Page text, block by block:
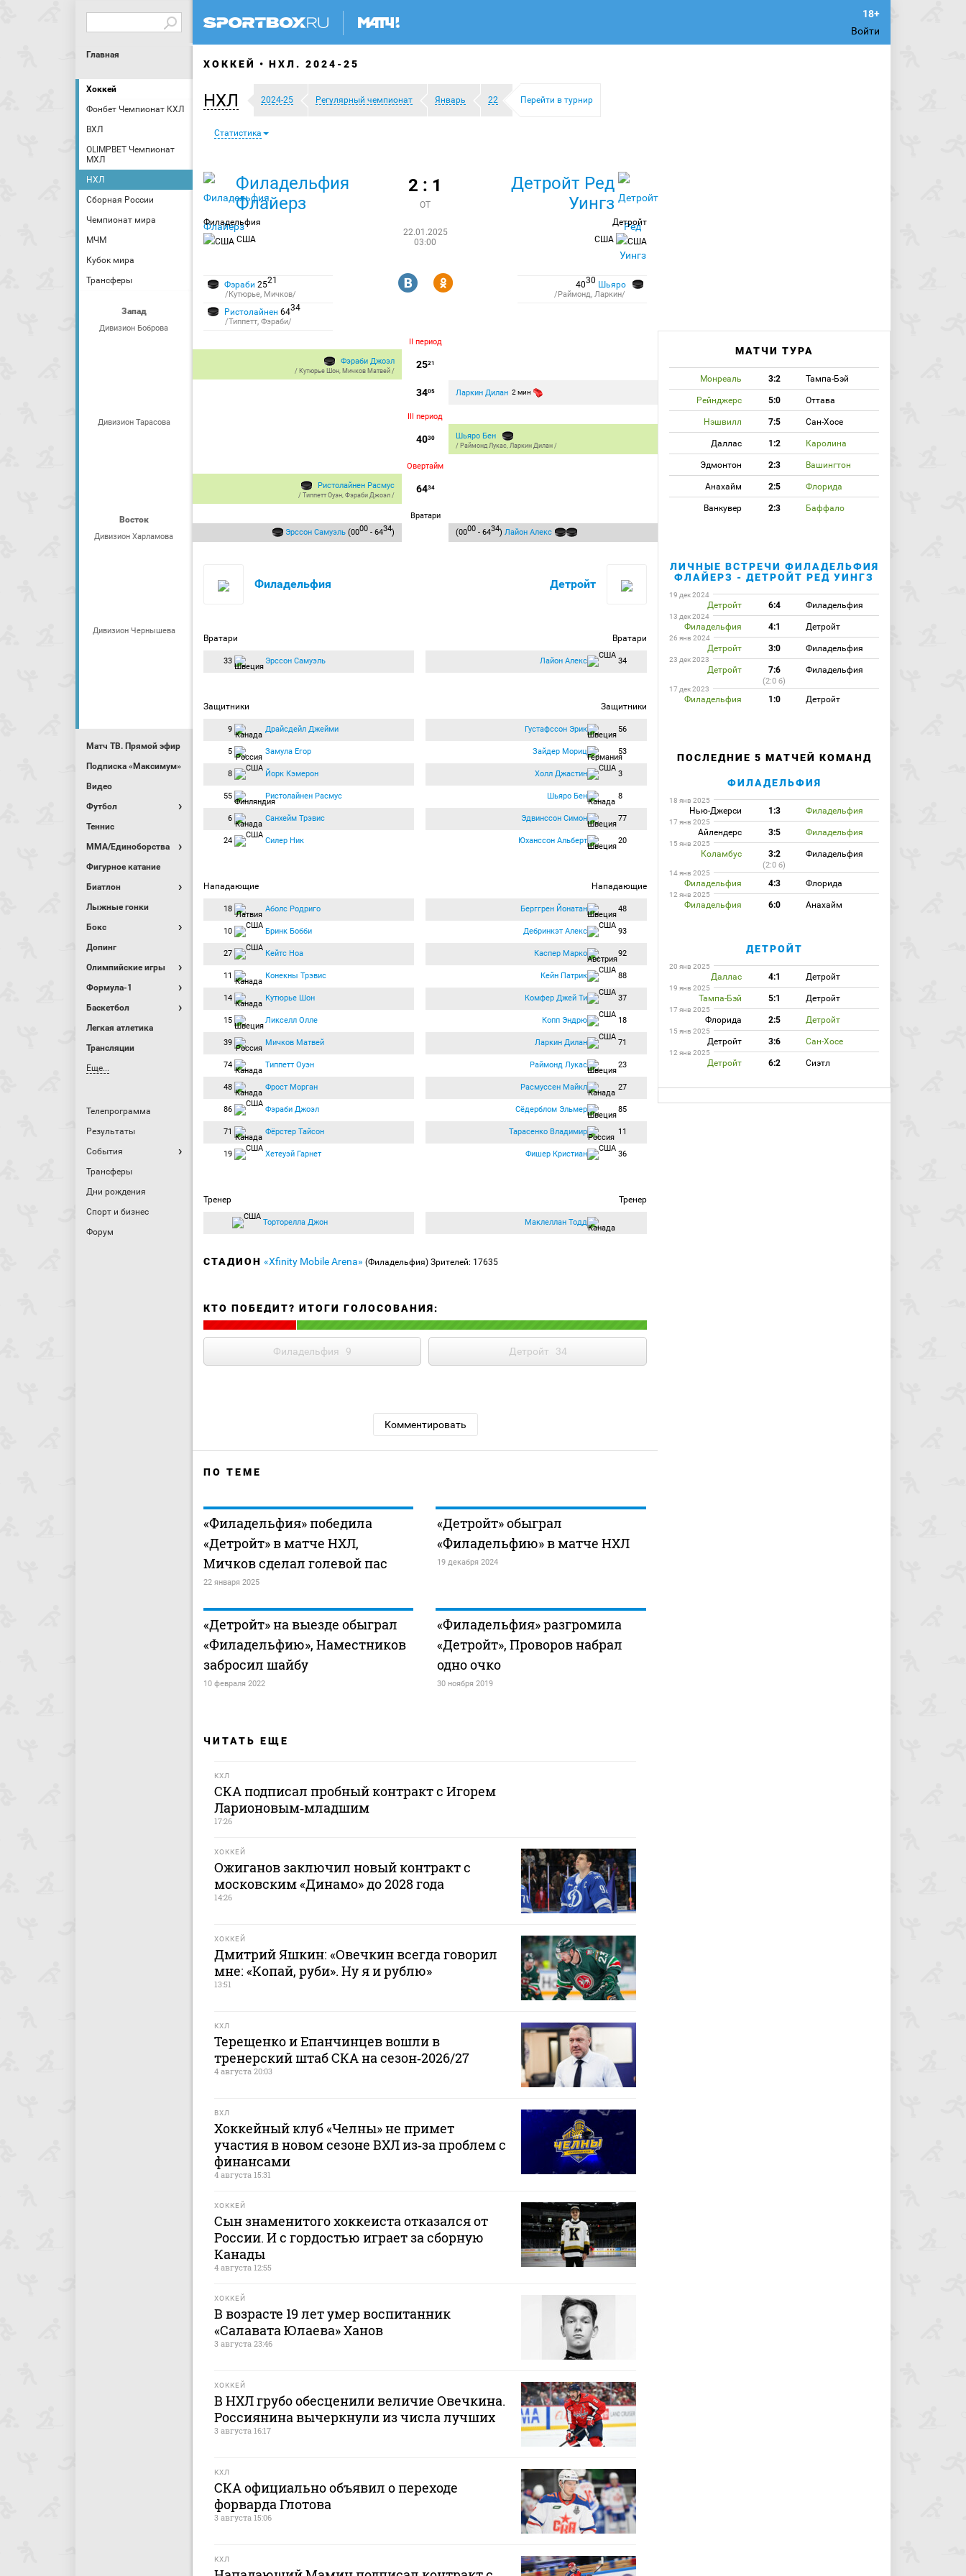
Войти
Главная
Хоккей
Фонбет Чемпионат КХЛ
ВХЛ
OLIMPBET Чемпионат
МХЛ
НХЛ
Сборная России
Чемпионат мира
МЧМ
Кубок мира
Трансферы
Запад
Дивизион Боброва
Дивизион Тарасова
Восток
Дивизион Харламова
Дивизион Чернышева
Матч ТВ. Прямой эфир
Подписка «Максимум»
Видео
Футбол
Теннис
MMA/Единоборства
Фигурное катание
Биатлон
Лыжные гонки
Бокс
Допинг
Олимпийские игры
Формула-1
Баскетбол
Легкая атлетика
Трансляции
Еще...
Телепрограмма
Результаты
События
Трансферы
Дни рождения
Спорт и бизнес
Форум
ХОККЕЙ НХЛ. 2024-25
НХЛ 2024-25 Регулярный чемпионат Январь 22 Перейти в турнир
Статистика
Филадельфия
Флайерз
Филадельфия
США
2 : 1
ОТ
22.01.2025
03:00
Детройт Ред
Уингз
Детройт
США
Фэраби 2521
/Кутюрье, Мичков/
Ристолайнен 6434
/Типпетт, Фэраби/
R Y 4030 Шьяро
/Раймонд, Ларкин/
II период
2521
Фэраби Джоэл
/ Кутюрье Шон, Мичков Матвей /
3405 Ларкин Дилан 2 мин
III период
4030 Шьяро Бен
/ Раймонд Лукас,Ларкин Дилан /
Овертайм
6434
Ристолайнен Расмус
/Типпетт Оуэн,Фэраби Джоэл /
Вратари
Эрссон Самуэль (0000 - 6434) (0000 - 6434)Лайон Алекс
Филадельфия
Вратари
33 Эрссон Самуэль
Защитники
9 Драйсдейл Джейми
5 Замула Егор
8 Йорк Кэмерон
55 Ристолайнен Расмус
6 Санхейм Трэвис
24 Силер Ник
Нападающие
18 Аболс Родриго
10 Бринк Бобби
27 Кейтс Ноа
11 Конекны Трэвис
14 Кутюрье Шон
15 Ликселл Олле
39 Мичков Матвей
74 Типпетт Оуэн
48 Фрост Морган
86 Фэраби Джоэл
71 Фёрстер Тайсон
19 Хетеуэй Гарнет
Тренер
Торторелла Джон
Детройт
Вратари
Лайон Алекс 34
Защитники
Густафссон Эрик 56
Зайдер Мориц 53
Холл Джастин 3
Шьяро Бен 8
Эдвинссон Симон 77
Юханссон Альберт 20
Нападающие
Берггрен Йонатан 48
Дебринкэт Алекс 93
Каспер Марко 92
Кейн Патрик 88
Комфер Джей Ти 37
Копп Эндрю 18
Ларкин Дилан 71
Раймонд Лукас 23
Расмуссен Майкл 27
Сёдерблом Эльмер 85
Тарасенко Владимир 11
Фишер Кристиан 36
Тренер
Маклеллан Тодд
СТАДИОН «Xfinity Mobile Arena» (Филадельфия) Зрителей: 17635
КТО ПОБЕДИТ? ИТОГИ ГОЛОСОВАНИЯ:
Филадельфия 9 Детройт 34
Комментировать
ПО ТЕМЕ
«Филадельфия» победила
«Детройт» в матче НХЛ,
Мичков сделал голевой пас
22 января 2025
«Детройт» обыграл
«Филадельфию» в матче НХЛ
19 декабря 2024
«Детройт» на выезде обыграл
«Филадельфию», Наместников
забросил шайбу
10 февраля 2022
«Филадельфия» разгромила
«Детройт», Проворов набрал
одно очко
30 ноября 2019
ЧИТАТЬ ЕЩЕ
КХЛ
СКА подписал пробный контракт с Игорем
Ларионовым‑младшим
17:26
ХОККЕЙ
Ожиганов заключил новый контракт с
московским «Динамо» до 2028 года
14:26
ХОККЕЙ
Дмитрий Яшкин: «Овечкин всегда говорил
мне: «Копай, руби». Ну я и рублю»
13:51
КХЛ
Терещенко и Епанчинцев вошли в
тренерский штаб СКА на сезон‑2026/27
4 августа 20:03
ВХЛ
Хоккейный клуб «Челны» не примет
участия в новом сезоне ВХЛ из‑за проблем с
финансами
4 августа 15:31
ХОККЕЙ
Сын знаменитого хоккеиста отказался от
России. И с гордостью играет за сборную
Канады
4 августа 12:55
ХОККЕЙ
В возрасте 19 лет умер воспитанник
«Салавата Юлаева» Ханов
3 августа 23:46
ХОККЕЙ
В НХЛ грубо обесценили величие Овечкина.
Россиянина вычеркнули из числа лучших
3 августа 16:17
КХЛ
СКА официально объявил о переходе
форварда Глотова
3 августа 15:06
КХЛ
МАТЧИ ТУРА
Монреаль 3:2 Тампа-Бэй
Рейнджерс 5:0 Оттава
Нэшвилл 7:5 Сан-Хосе
Даллас 1:2 Каролина
Эдмонтон 2:3 Вашингтон
Анахайм 2:5 Флорида
Ванкувер 2:3 Баффало
ЛИЧНЫЕ ВСТРЕЧИ ФИЛАДЕЛЬФИЯ
ФЛАЙЕРЗ - ДЕТРОЙТ РЕД УИНГЗ
19 дек 2024
Детройт 6:4 Филадельфия
13 дек 2024
Филадельфия 4:1 Детройт
26 янв 2024
Детройт 3:0 Филадельфия
23 дек 2023
Детройт 7:6 Филадельфия
(2:0 б)
17 дек 2023
Филадельфия 1:0 Детройт
ПОСЛЕДНИЕ 5 МАТЧЕЙ КОМАНД
ФИЛАДЕЛЬФИЯ
18 янв 2025
Нью-Джерси 1:3 Филадельфия
17 янв 2025
Айлендерс 3:5 Филадельфия
15 янв 2025
Коламбус 3:2 Филадельфия
(2:0 б)
14 янв 2025
Филадельфия 4:3 Флорида
12 янв 2025
Филадельфия 6:0 Анахайм
ДЕТРОЙТ
20 янв 2025
Даллас 4:1 Детройт
19 янв 2025
Тампа-Бэй 5:1 Детройт
17 янв 2025
Флорида 2:5 Детройт
15 янв 2025
Детройт 3:6 Сан-Хосе
12 янв 2025
Детройт 6:2 Сиэтл